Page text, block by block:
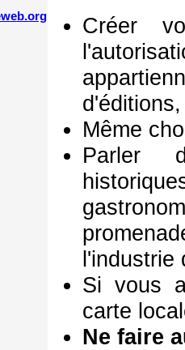
Créer
Même
Parler
l'industrie
Si vous
carte
Ne faire